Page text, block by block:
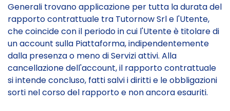
Generali trovano applicazione per tutta la durata del
rapporto contrattuale tra Tutornow Srl e l'Utente,
che coincide con il periodo in cui l'Utente è titolare di
un account sulla Piattaforma, indipendentemente
dalla presenza o meno di Servizi attivi. Alla
cancellazione dell'account, il rapporto contrattuale
si intende concluso, fatti salvi i diritti e le obbligazioni
sorti nel corso del rapporto e non ancora esauriti.